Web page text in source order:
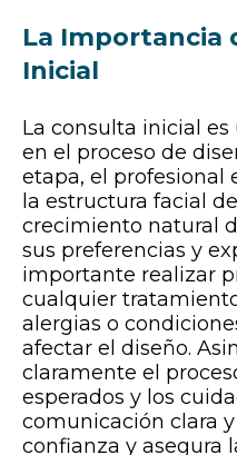
La Importancia
Inicial
La consulta inicial
en el proceso de
etapa, el profesional
la estructura facial
crecimiento natural
sus preferencias y
importante realizar
cualquier
alergias o
afectar el diseño.
claramente el
esperados y los
comunicación clara
confianza y asegura